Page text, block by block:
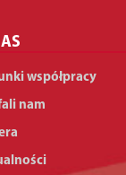
współpracy
nam